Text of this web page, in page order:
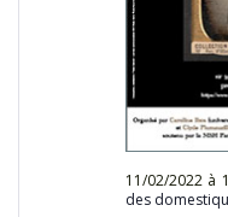
11/02/2022 à
des